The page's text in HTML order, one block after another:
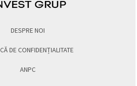
DESPRE NOI
DE CONFIDENȚIALITATE
ANPC